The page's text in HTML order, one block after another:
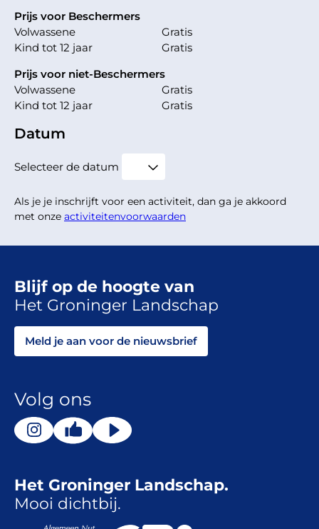
Prijs voor Beschermers
Volwassene
Gratis
Kind tot 12 jaar
Gratis
Prijs voor niet-Beschermers
Volwassene
Gratis
Kind tot 12 jaar
Gratis
Datum
Selecteer de datum
Als je je inschrijft voor een activiteit, dan ga je akkoord
met onze activiteitenvoorwaarden
Het Groninger Landschap.
Mooi dichtbij.
Blijf op de hoogte van
Het Groninger Landschap
Meld je aan voor de nieuwsbrief
Volg ons